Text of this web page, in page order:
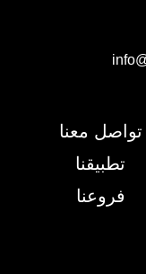
تواصل معنا
تطبيقنا
فروعنا